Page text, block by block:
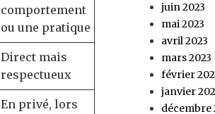
comportement
ou une pratique
Direct mais
respectueux
En privé, lors
juin 2023
mai 2023
avril 2023
mars 2023
février
janvier
décembre